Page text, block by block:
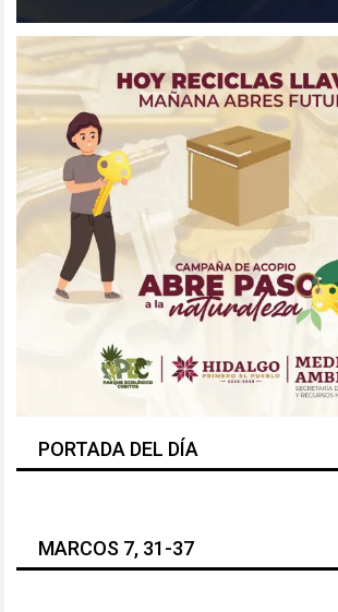
PORTADA DEL DÍA
MARCOS 7, 31-37